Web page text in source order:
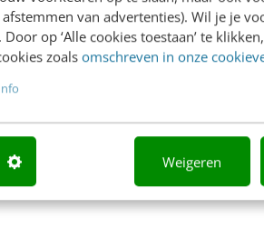
van advertenties). Wil je je
Door op ‘Alle cookies toestaan’ te
zoals omschreven in onze
Weigeren